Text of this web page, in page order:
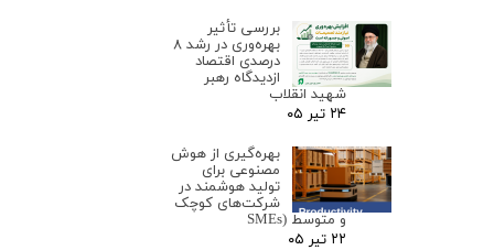
بررسی تأثیر
بهره‌وری در رشد ۸
درصدی اقتصاد
ازدیدگاه رهبر
شهید انقلاب
۲۴ تیر ۰۵
بهره‌گیری از هوش
مصنوعی برای
تولید هوشمند در
شرکت‌های کوچک
و متوسط (SMEs
۲۲ تیر ۰۵